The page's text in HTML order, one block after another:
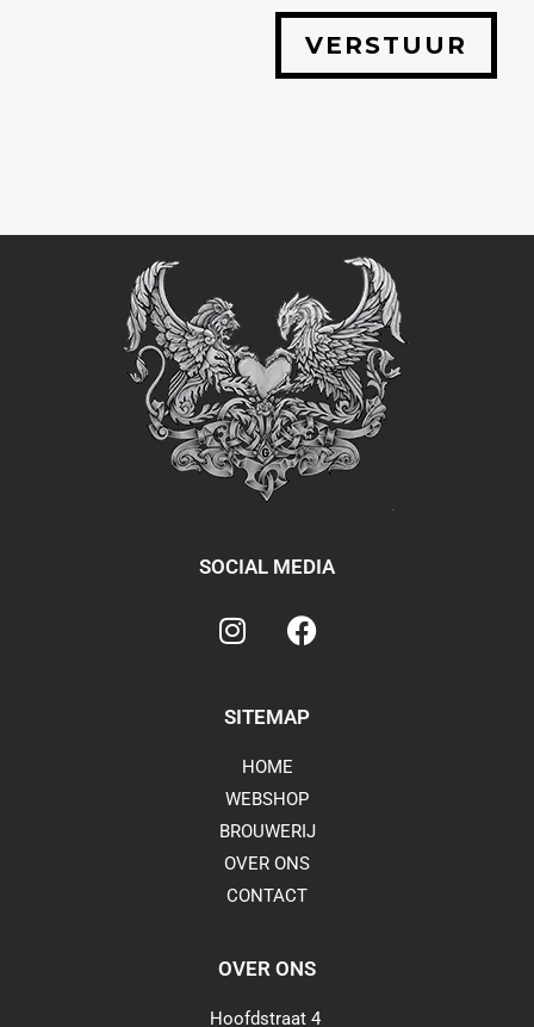
VERSTUUR
SOCIAL MEDIA
SITEMAP
HOME
WEBSHOP
BROUWERIJ
OVER ONS
CONTACT
OVER ONS
Hoofdstraat 4